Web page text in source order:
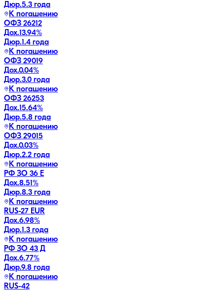
Дюр.5.3 года
К погашению
ОФЗ 26212
Дох.13.94%
Дюр.1.4 года
К погашению
ОФЗ 29019
Дох.0.04%
Дюр.3.0 года
К погашению
ОФЗ 26253
Дох.15.64%
Дюр.5.8 года
К погашению
ОФЗ 29015
Дох.0.03%
Дюр.2.2 года
К погашению
РФ ЗО 36 Е
Дох.8.51%
Дюр.8.3 года
К погашению
RUS-27 EUR
Дох.6.98%
Дюр.1.3 года
К погашению
РФ ЗО 43 Д
Дох.6.77%
Дюр.9.8 года
К погашению
RUS-42